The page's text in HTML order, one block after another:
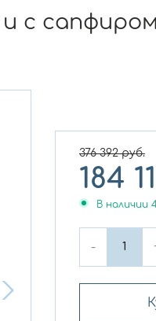
с
376 392руб.
184
В наличии
-